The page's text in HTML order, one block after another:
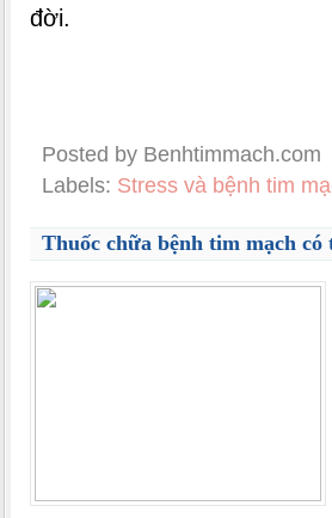
đời.
Posted by Benhtimmach.com
Labels: Stress và bệnh tim
Thuốc chữa bệnh tim mạch có